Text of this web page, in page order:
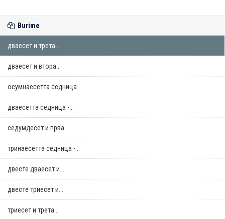
Burime
дваесет и трета...
дваесет и втора...
осумнaесетта седница...
дваесетта седница -...
седумдесет и прва...
тринаесетта седница -...
двестe дваесет и...
двестe триесет и...
триесет и трета...